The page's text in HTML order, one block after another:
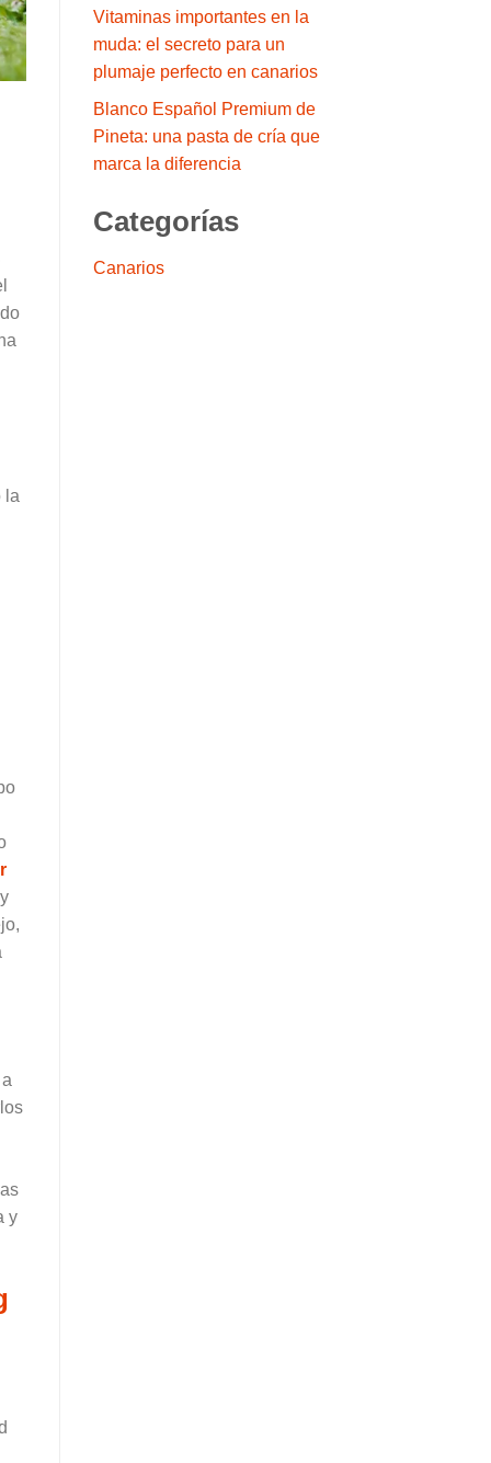
la
y
Vitaminas importantes en la
muda: el secreto para un
plumaje perfecto en canarios
Blanco Español Premium de
Pineta: una pasta de cría que
marca la diferencia
Categorías
Canarios